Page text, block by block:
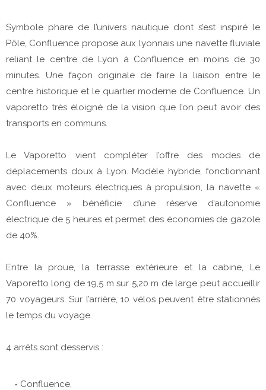
Symbole phare de l’univers nautique dont s’est inspiré le
Pôle, Confluence propose aux lyonnais une navette fluviale
reliant le centre de Lyon à Confluence en moins de 30
minutes. Une façon originale de faire la liaison entre le
centre historique et le quartier moderne de Confluence. Un
vaporetto très éloigné de la vision que l’on peut avoir des
transports en communs.
Le Vaporetto vient compléter l’offre des modes de
déplacements doux à Lyon. Modèle hybride, fonctionnant
avec deux moteurs électriques à propulsion, la navette «
Confluence » bénéficie d’une réserve d’autonomie
électrique de 5 heures et permet des économies de gazole
de 40%.
Entre la proue, la terrasse extérieure et la cabine, Le
Vaporetto long de 19,5 m sur 5,20 m de large peut accueillir
70 voyageurs. Sur l’arrière, 10 vélos peuvent être stationnés
le temps du voyage.
4 arrêts sont desservis :
Confluence,